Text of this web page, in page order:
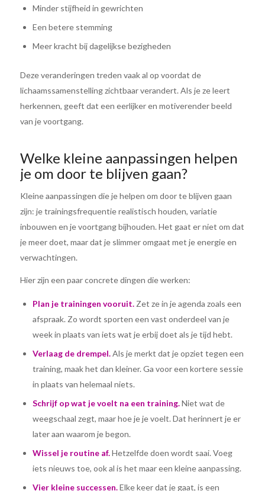
Minder stijfheid in gewrichten
Een betere stemming
Meer kracht bij dagelijkse bezigheden
Deze veranderingen treden vaak al op voordat de
lichaamssamenstelling zichtbaar verandert. Als je ze leert
herkennen, geeft dat een eerlijker en motiverender beeld
van je voortgang.
Welke kleine aanpassingen helpen
je om door te blijven gaan?
Kleine aanpassingen die je helpen om door te blijven gaan
zijn: je trainingsfrequentie realistisch houden, variatie
inbouwen en je voortgang bijhouden. Het gaat er niet om dat
je meer doet, maar dat je slimmer omgaat met je energie en
verwachtingen.
Hier zijn een paar concrete dingen die werken:
Plan je trainingen vooruit.Zet ze in je agenda zoals een
afspraak. Zo wordt sporten een vast onderdeel van je
week in plaats van iets wat je erbij doet als je tijd hebt.
Verlaag de drempel.Als je merkt dat je opziet tegen een
training, maak het dan kleiner. Ga voor een kortere sessie
in plaats van helemaal niets.
Schrijf op wat je voelt na een training.Niet wat de
weegschaal zegt, maar hoe je je voelt. Dat herinnert je er
later aan waarom je begon.
Wissel je routine af.Hetzelfde doen wordt saai. Voeg
iets nieuws toe, ook al is het maar een kleine aanpassing.
Vier kleine successen.Elke keer dat je gaat, is een